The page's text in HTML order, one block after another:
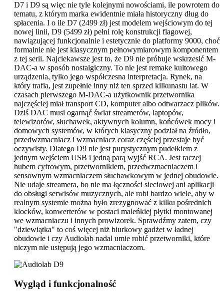
D7 i D9 są więc nie tyle kolejnymi nowościami, ile powrotem do
tematu, z którym marka ewidentnie miała historyczny dług do
spłacenia. I o ile D7 (2499 zł) jest modelem wejściowym do tej
nowej linii, D9 (5499 zł) pełni rolę konstrukcji flagowej,
nawiązującej funkcjonalnie i estetycznie do platformy 9000, choć
formalnie nie jest klasycznym pełnowymiarowym komponentem
z tej serii. Najciekawsze jest to, że D9 nie próbuje wskrzesić M-
DAC-a w sposób nostalgiczny. To nie jest remake kultowego
urządzenia, tylko jego współczesna interpretacja. Rynek, na
który trafia, jest zupełnie inny niż ten sprzed kilkunastu lat. W
czasach pierwszego M-DAC-a użytkownik przetwornika
najczęściej miał transport CD, komputer albo odtwarzacz plików.
Dziś DAC musi ogarnąć świat streamerów, laptopów,
telewizorów, słuchawek, aktywnych kolumn, końcówek mocy i
domowych systemów, w których klasyczny podział na źródło,
przedwzmacniacz i wzmacniacz coraz częściej przestaje być
oczywisty. Dlatego D9 nie jest purystycznym pudełkiem z
jednym wejściem USB i jedną parą wyjść RCA. Jest raczej
hubem cyfrowym, przetwornikiem, przedwzmacniaczem i
sensownym wzmacniaczem słuchawkowym w jednej obudowie.
Nie udaje streamera, bo nie ma łączności sieciowej ani aplikacji
do obsługi serwisów muzycznych, ale robi bardzo wiele, aby w
realnym systemie można było zrezygnować z kilku pośrednich
klocków, konwerterów w postaci maleńkiej płytki montowanej
we wzmacniaczu i innych prowizorek. Sprawdźmy zatem, czy
"dziewiątka" to coś więcej niż biurkowy gadżet w ładnej
obudowie i czy Audiolab nadal umie robić przetworniki, które
niczym nie ustępują jego wzmacniaczom.
Wygląd i funkcjonalność